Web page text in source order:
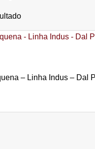
– Linha Indus – Dal